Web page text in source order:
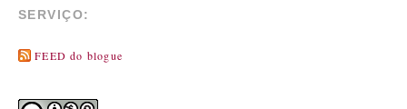
SERVIÇO:
FEED do blogue